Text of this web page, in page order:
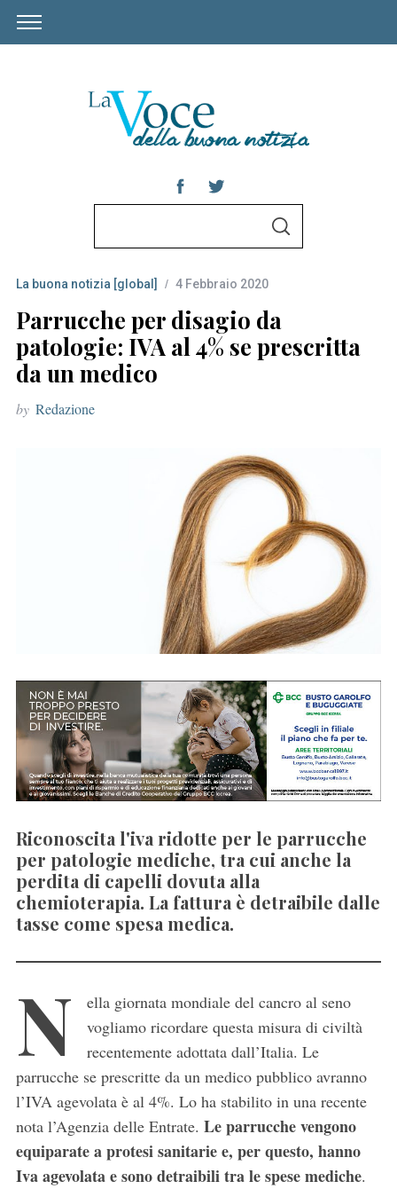
r
c
h
f
o
r
S
La buona notizia [global] 4 Febbraio 2020
Parrucche per disagio da
patologie: IVA al 4% se prescritta
da un medico
by Redazione
Riconoscita l'iva ridotte per le parrucche
per patologie mediche, tra cui anche la
perdita di capelli dovuta alla
chemioterapia. La fattura è detraibile dalle
tasse come spesa medica.
N
ella giornata mondiale del cancro al seno
vogliamo ricordare questa misura di civiltà
recentemente adottata dall’Italia. Le
parrucche se prescritte da un medico pubblico avranno
l’IVA agevolata è al 4%. Lo ha stabilito in una recente
nota l’Agenzia delle Entrate. Le parrucche vengono
equiparate a protesi sanitarie e, per questo, hanno
Iva agevolata e sono detraibili tra le spese mediche.